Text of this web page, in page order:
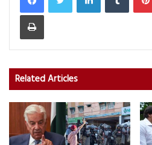
Print
Related Articles